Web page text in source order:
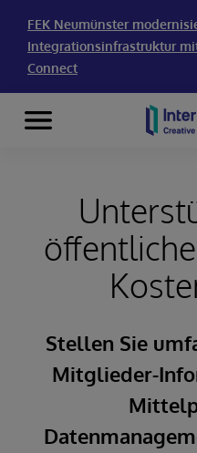
FEK Neumünster
Integrationsinfrastruktur
Connect
Skip to content
Menu
Stellen Sie
Mitglieder-